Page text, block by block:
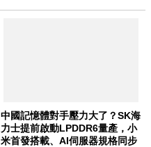
中國記憶體對手壓力大了？SK海
力士提前啟動LPDDR6量產，小
米首發搭載、AI伺服器規格同步